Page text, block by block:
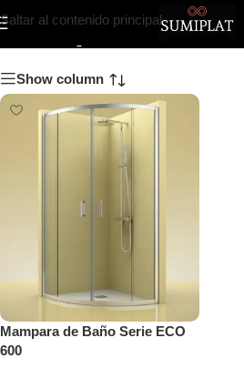
Saltar al contenido principal
Mamparas con
Show column
Mampara de Baño Serie ECO
600